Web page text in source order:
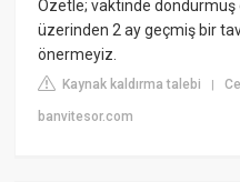
Özetle; vaktinde dondurmuş
üzerinden 2 ay geçmiş bir
önermeyiz.
Kaynak kaldırma talebi |
banvitesor.com